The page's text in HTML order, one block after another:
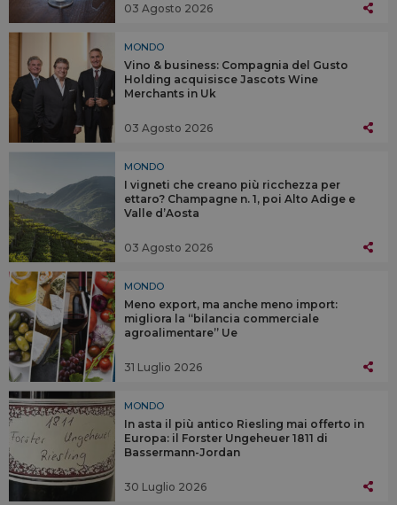
03 Agosto 2026
MONDO
Vino & business: Compagnia del Gusto
Holding acquisisce Jascots Wine
Merchants in Uk
03 Agosto 2026
MONDO
I vigneti che creano più ricchezza per
ettaro? Champagne n. 1, poi Alto Adige e
Valle d’Aosta
03 Agosto 2026
MONDO
Meno export, ma anche meno import:
migliora la “bilancia commerciale
agroalimentare” Ue
31 Luglio 2026
MONDO
In asta il più antico Riesling mai offerto in
Europa: il Forster Ungeheuer 1811 di
Bassermann-Jordan
30 Luglio 2026